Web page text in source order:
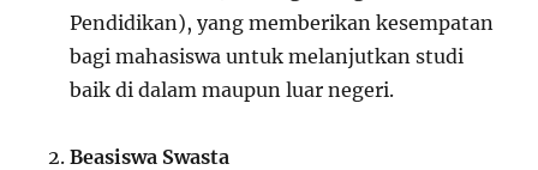
Pendidikan), yang memberikan kesempatan
bagi mahasiswa untuk melanjutkan studi
baik di dalam maupun luar negeri.
Beasiswa Swasta